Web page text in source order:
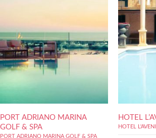
PORT ADRIANO MARINA
GOLF & SPA
PORT ADRIANO MARINA GOLF & SPA
HOTEL
HOTEL